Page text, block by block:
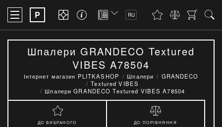
P RU
Шпалери GRANDECO Textured
VIBES A78504
Інтернет магазин PLITKASHOP Шпалери
GRANDECO
Textured VIBES
Шпалери GRANDECO Textured VIBES A78504
ДО ВИБРАНОГО ДО ПОРІВНЯННЯ